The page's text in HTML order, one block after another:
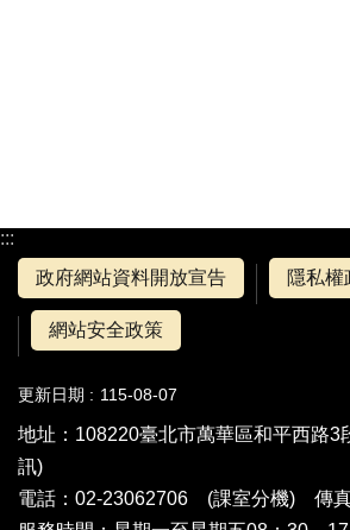
:::
政府網站資料開放宣告
隱私權
網站安全政策
更新日期 115-08-07
地址：108220臺北市萬華區和平西路3
訊)
電話：02-23062706 (課室分機) 傳真